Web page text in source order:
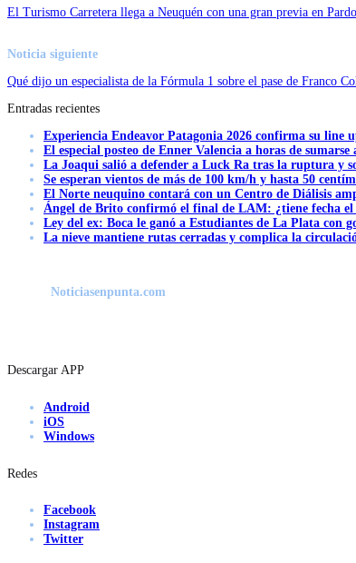
El Turismo Carretera llega a Neuquén con una gran previa en Pardo
Noticia siguiente
Qué dijo un especialista de la Fórmula 1 sobre el pase de Franco
Entradas recientes
Experiencia Endeavor Patagonia 2026 confirma su line
El especial posteo de Enner Valencia a horas de sumarse
La Joaqui salió a defender a Luck Ra tras la ruptura y
Se esperan vientos de más de 100 km/h y hasta 50
El Norte neuquino contará con un Centro de Diálisis
Ángel de Brito confirmó el final de LAM: ¿tiene fecha
Ley del ex: Boca le ganó a Estudiantes de La Plata con
La nieve mantiene rutas cerradas y complica la
Noticiasenpunta.com
Descargar APP
Android
iOS
Windows
Redes
Facebook
Instagram
Twitter